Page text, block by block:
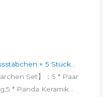
+ 5 Stück...
Set】：5 * Paar
* Panda Keramik...